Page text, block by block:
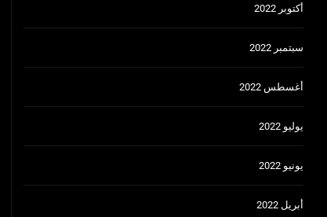
أكتوبر 2022
سبتمبر 2022
أغسطس 2022
يوليو 2022
يونيو 2022
أبريل 2022